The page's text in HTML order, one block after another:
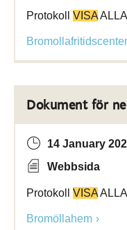
Protokoll VISAALLA
Bromollafritidscenter
Dokument för
14 January
Webbsida
Protokoll VISAALLA
Bromöllahem